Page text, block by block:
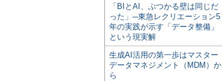
「BIとAI、ぶつかる壁は同じだ
った」─東急レクリエーション5
年の実践が示す「データ整備」
という現実解
生成AI活用の第一歩はマスター
データマネジメント（MDM）か
ら